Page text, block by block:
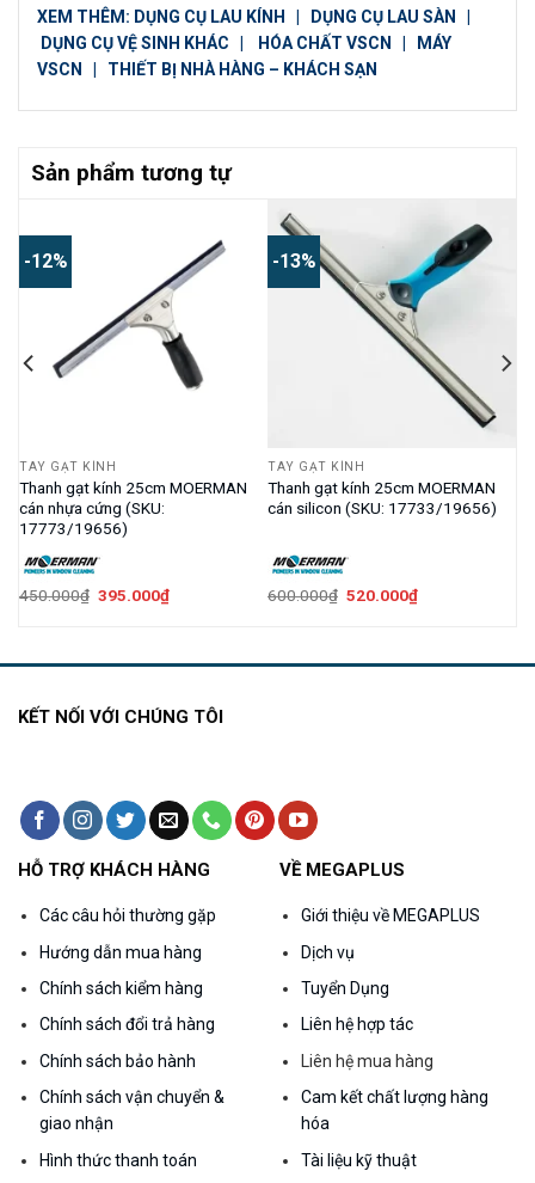
XEM THÊM: DỤNG CỤ LAU KÍNH DỤNG CỤ LAU SÀN
DỤNG CỤ VỆ SINH KHÁC
HÓA CHẤT VSCN
MÁY
VSCN
THIẾT BỊ NHÀ HÀNG – KHÁCH SẠN
Sản phẩm tương tự
-12%
TAY GẠT KÍNH
Thanh gạt kính 25cm MOERMAN
cán nhựa cứng (SKU:
17773/19656)
450.000₫ Giá
395.000₫Giá
-13%
TAY GẠT KÍNH
Thanh gạt kính 25cm MOERMAN
cán silicon (SKU: 17733/19656)
600.000₫ Giá
520.000₫Giá
KẾT NỐI VỚI CHÚNG TÔI
HỖ TRỢ KHÁCH HÀNG
Các câu hỏi thường gặp
Hướng dẫn mua hàng
Chính sách kiểm hàng
Chính sách đổi trả hàng
Chính sách bảo hành
Chính sách vận chuyển &
giao nhận
Hình thức thanh toán
VỀ MEGAPLUS
Giới thiệu về MEGAPLUS
Dịch vụ
Tuyển Dụng
Liên hệ hợp tác
Liên hệ mua hàng
Cam kết chất lượng hàng
hóa
Tài liệu kỹ thuật